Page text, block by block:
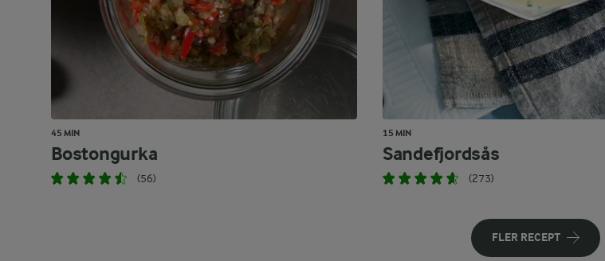
45 MIN
Bostongurka
(56)
15 MIN
Sandefjordsås
(273)
FLER RECEPT